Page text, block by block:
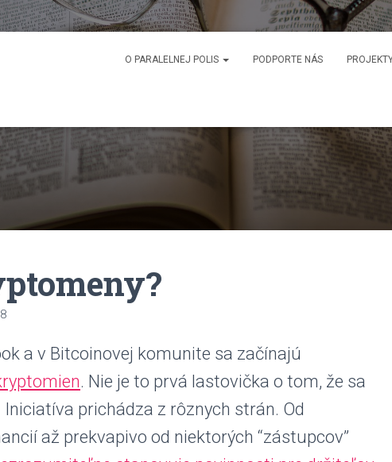
O PARALELNEJ POLIS PODPORTE NÁS
a v Bitcoinovej komunite sa začínajú
. Nie je to prvá lastovička o tom, že sa
Iniciatíva prichádza z rôznych strán. Od
až prekvapivo od niektorých “zástupcov”